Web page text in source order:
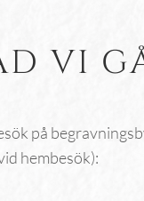
VI
på
hembesök):